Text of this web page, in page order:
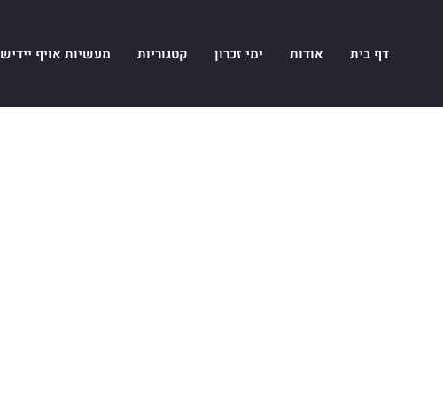
דף בית אודות ימי זכרון קטגוריות מעשיות אויף יידיש